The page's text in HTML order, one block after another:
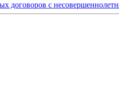
договоров с